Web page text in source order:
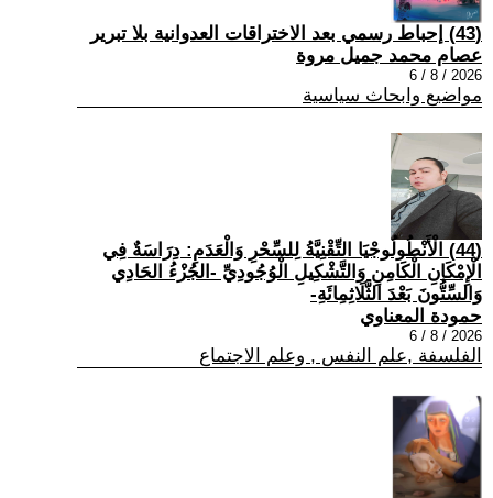
(43) إحباط رسمي بعد الاختراقات العدوانية بلا تبرير
عصام محمد جميل مروة
2026 / 8 / 6
مواضيع وابحاث سياسية
(44) الْأَنْطُولُوجْيَا التِّقْنِيَّةُ لِلسِّحْرِ وَالْعَدَمِ: دِرَاسَةٌ فِي
الْإِمْكَانِ الْكَامِنِ وَالتَّشْكِيلِ الْوُجُودِيِّ -الجُزْءُ الحَادِي
وَالسِّتُّونَ بَعْدَ الثَّلَاثِمِائَةِ-
حمودة المعناوي
2026 / 8 / 6
الفلسفة ,علم النفس , وعلم الاجتماع